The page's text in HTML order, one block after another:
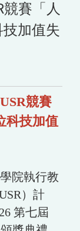
賽「人
加值失
競賽
科技加值
院執行教
）計
第七屆